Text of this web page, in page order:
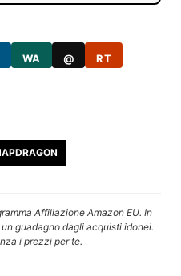
WA @ RT
Affiliazione Amazon EU. In
guadagno dagli acquisti idonei.
i prezzi per te.